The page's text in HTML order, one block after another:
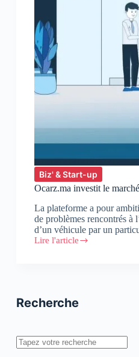
Biz' & Start-up
Ocarz.ma investit le
La plateforme a pour
de problèmes rencontrés à
d’un véhicule par un
Lire l'article
Ocarz.ma
d’occasion
Recherche
Rechercher